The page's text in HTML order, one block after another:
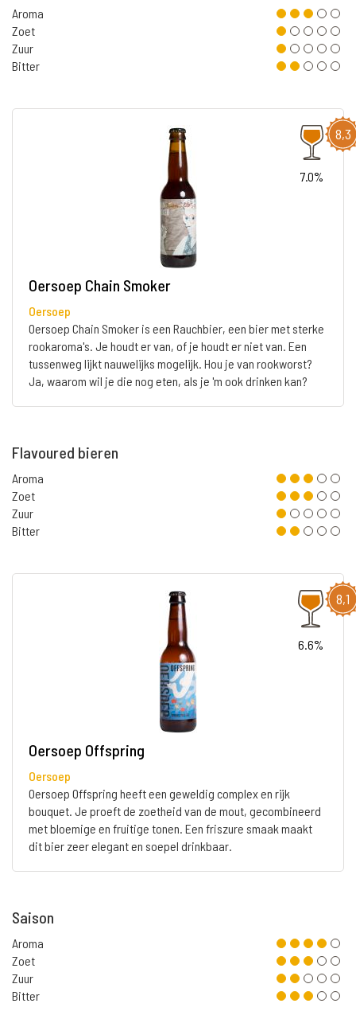
Aroma
Zoet
Zuur
Bitter
8,3
7.0%
Oersoep Chain Smoker
Oersoep
Oersoep Chain Smoker is een Rauchbier, een bier met sterke
rookaroma's. Je houdt er van, of je houdt er niet van. Een
tussenweg lijkt nauwelijks mogelijk. Hou je van rookworst?
Ja, waarom wil je die nog eten, als je 'm ook drinken kan?
Flavoured bieren
Aroma
Zoet
Zuur
Bitter
8,1
6.6%
Oersoep Offspring
Oersoep
Oersoep Offspring heeft een geweldig complex en rijk
bouquet. Je proeft de zoetheid van de mout, gecombineerd
met bloemige en fruitige tonen. Een friszure smaak maakt
dit bier zeer elegant en soepel drinkbaar.
Saison
Aroma
Zoet
Zuur
Bitter